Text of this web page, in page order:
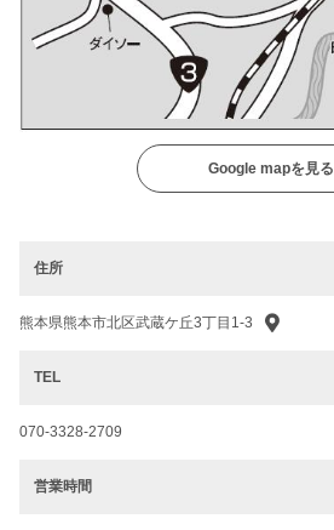
Google mapを見る
住所
熊本県熊本市北区武蔵ケ丘3丁目1-3
TEL
070-3328-2709
営業時間